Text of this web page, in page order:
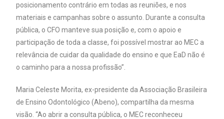
posicionamento contrário em todas as reuniões, e nos
materiais e campanhas sobre o assunto. Durante a consulta
pública, o CFO manteve sua posição e, com o apoio e
participação de toda a classe, foi possível mostrar ao MEC a
relevância de cuidar da qualidade do ensino e que EaD não é
o caminho para a nossa profissão”.
Maria Celeste Morita, ex-presidente da Associação Brasileira
de Ensino Odontológico (Abeno), compartilha da mesma
visão. “Ao abrir a consulta pública, o MEC reconheceu